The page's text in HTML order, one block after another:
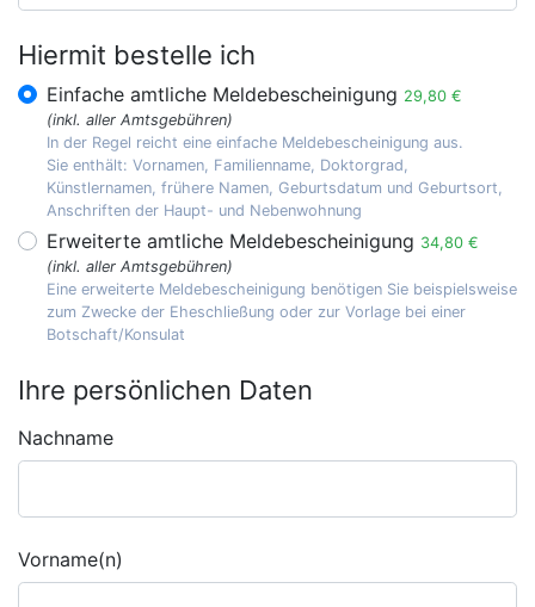
Hiermit bestelle ich
Einfache amtliche Meldebescheinigung 29,80 €
(inkl. aller Amtsgebühren)
In der Regel reicht eine einfache Meldebescheinigung aus.
Sie enthält: Vornamen, Familienname, Doktorgrad,
Künstlernamen, frühere Namen, Geburtsdatum und Geburtsort,
Anschriften der Haupt- und Nebenwohnung
Erweiterte amtliche Meldebescheinigung 34,80 €
(inkl. aller Amtsgebühren)
Eine erweiterte Meldebescheinigung benötigen Sie beispielsweise
zum Zwecke der Eheschließung oder zur Vorlage bei einer
Botschaft/Konsulat
Ihre persönlichen Daten
Nachname
Vorname(n)